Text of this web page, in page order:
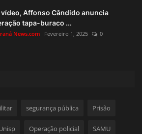
vídeo, Affonso Cândido anuncia
tapa-buraco ...
News.com Fevereiro 1, 2025 0
segurança pública Prisão
Operação policial SAMU